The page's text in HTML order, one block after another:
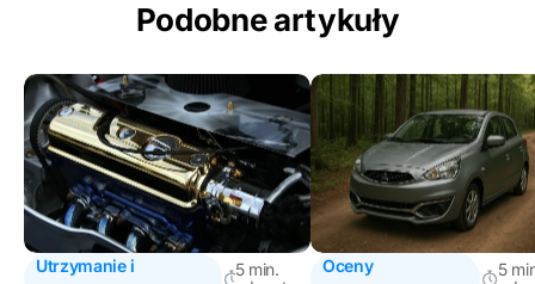
Podobne artykuły
Utrzymanie i
5 min.
Oceny
5